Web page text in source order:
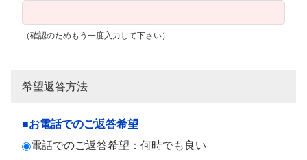
（確認のためもう一度入力して下さい）
希望返答方法
■お電話でのご返答希望
電話でのご返答希望：何時でも良い